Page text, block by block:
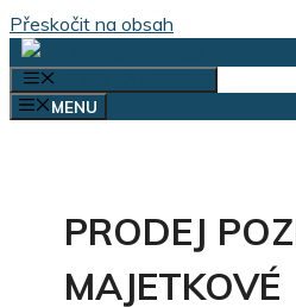
Přeskočit na obsah
MENU
PRODEJ
MAJETKOVÉ